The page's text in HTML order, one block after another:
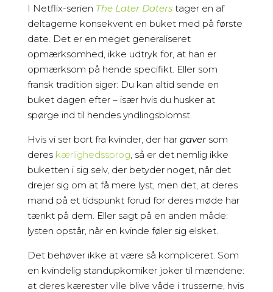
I Netflix-serien The Later Daterstager en af
deltagerne konsekvent en buket med på første
date. Det er en meget generaliseret
opmærksomhed, ikke udtryk for, at han er
opmærksom på hende specifikt. Eller som
fransk tradition siger: Du kan altid sende en
buket dagen efter – især hvis du husker at
spørge ind til hendes yndlingsblomst.
Hvis vi ser bort fra kvinder, der har gaversom
deres kærlighedssprog , så er det nemlig ikke
buketten i sig selv, der betyder noget, når det
drejer sig om at få mere lyst, men det, at deres
mand på et tidspunkt forud for deres møde har
tænkt på dem. Eller sagt på en anden måde:
lysten opstår, når en kvinde føler sig elsket.
Det behøver ikke at være så kompliceret. Som
en kvindelig standupkomiker joker til mændene:
at deres kærester ville blive våde i trusserne, hvis